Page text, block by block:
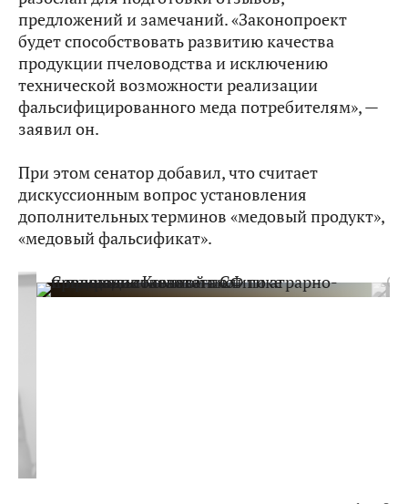
предложений и замечаний. «Законопроект
будет способствовать развитию качества
продукции пчеловодства и исключению
технической возможности реализации
фальсифицированного меда потребителям», —
заявил он.
При этом сенатор добавил, что считает
дискуссионным вопрос установления
дополнительных терминов «медовый продукт»,
«медовый фальсификат».